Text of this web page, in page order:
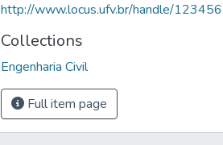
http://www.locus.ufv.br/handle/
Collections
Engenharia Civil
Full item page